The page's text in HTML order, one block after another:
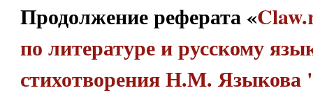
Продолжение реферата «
по литературе и русскому
стихотворения Н.М.